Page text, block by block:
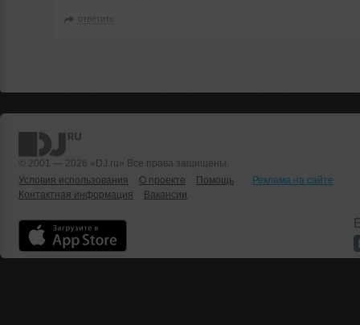
ответить
© 2001 — 2026 «DJ.ru» Все права защищены.
Условия использования
О проекте Помощь
Реклама на сайте
Контактная информация
Вакансии